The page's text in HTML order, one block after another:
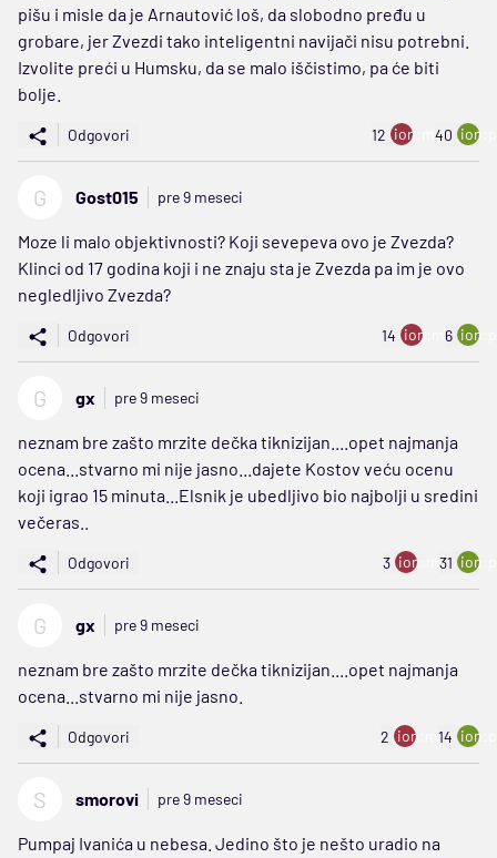
pišu i misle da je Arnautović loš, da slobodno pređu u
grobare, jer Zvezdi tako inteligentni navijači nisu potrebni.
Izvolite preći u Humsku, da se malo iščistimo, pa će biti
bolje.
Odgovori 12 ion:minus
40
G Gost015 pre 9 meseci
Moze li malo objektivnosti? Koji sevepeva ovo je Zvezda?
Klinci od 17 godina koji i ne znaju sta je Zvezda pa im je ovo
negledljivo Zvezda?
Odgovori 14 ion:minus
6
G gx pre 9 meseci
neznam bre zašto mrzite dečka tiknizijan....opet najmanja
ocena...stvarno mi nije jasno...dajete Kostov veću ocenu
koji igrao 15 minuta...Elsnik je ubedljivo bio najbolji u sredini
večeras..
Odgovori 3 ion:minus
31
G gx pre 9 meseci
neznam bre zašto mrzite dečka tiknizijan....opet najmanja
ocena...stvarno mi nije jasno.
Odgovori 2 ion:minus
14
S smorovi pre 9 meseci
Pumpaj Ivanića u nebesa. Jedino što je nešto uradio na